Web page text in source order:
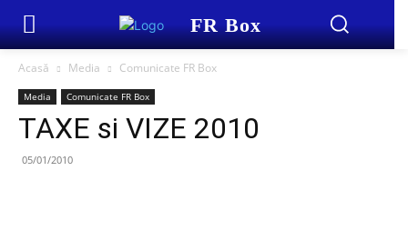
FR Box
Acasă Media Comunicate FR Box
Media Comunicate FR Box
TAXE si VIZE 2010
05/01/2010